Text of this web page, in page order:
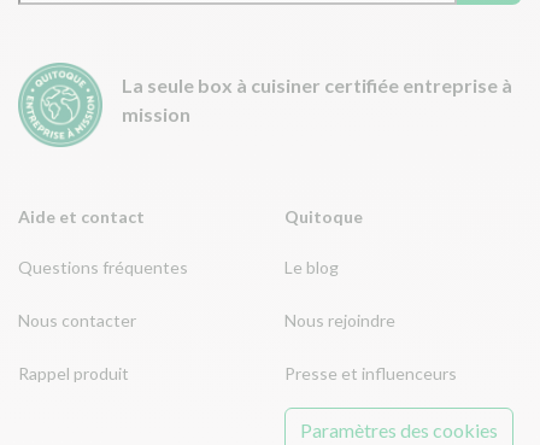
Aide et contact
Questions fréquentes
Nous contacter
Rappel produit
Quitoque
Le blog
Nous rejoindre
Presse et influenceurs
Paramètres des cookies
La seule box à cuisiner certifiée entreprise à
mission